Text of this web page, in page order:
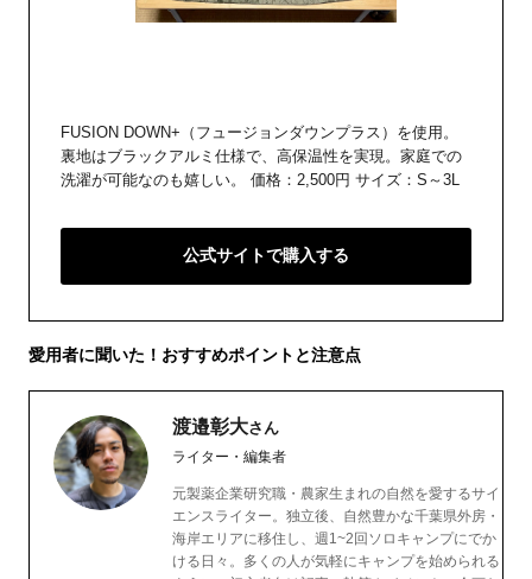
FUSION DOWN+（フュージョンダウンプラス）を使用。
裏地はブラックアルミ仕様で、高保温性を実現。家庭での
洗濯が可能なのも嬉しい。 価格：2,500円 サイズ：S～3L
公式サイトで購入する
愛用者に聞いた！おすすめポイントと注意点
渡邉彰大さん
ライター・編集者
元製薬企業研究職・農家生まれの自然を愛するサイ
エンスライター。独立後、自然豊かな千葉県外房・
海岸エリアに移住し、週1~2回ソロキャンプにでか
ける日々。多くの人が気軽にキャンプを始められる